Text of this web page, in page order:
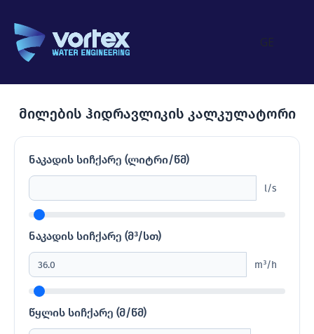
GE
მილების ჰიდრავლიკის კალკულატორი
ნაკადის სიჩქარე (ლიტრი/წმ)
l/s
ნაკადის სიჩქარე (მ³/სთ)
m³/h
წყლის სიჩქარე (მ/წმ)